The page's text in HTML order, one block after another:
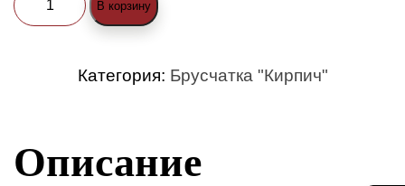
товара
серая
В корзину
Категория: Брусчатка "Кирпич"
Описание